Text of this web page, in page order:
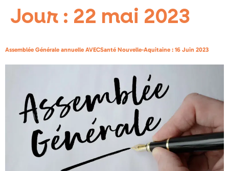
Jour : 22 mai 2023
Assemblée Générale annuelle AVECSanté Nouvelle-Aquitaine : 16 Juin 2023